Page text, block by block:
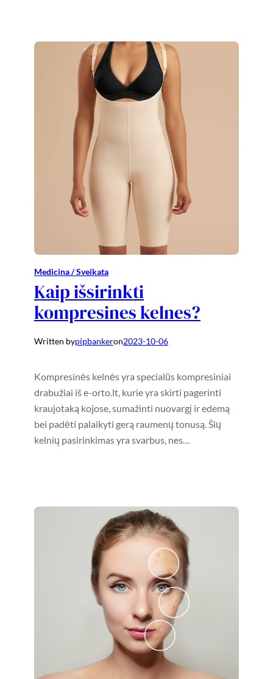
Medicina / Sveikata
Kaip išsirinkti
kompresines kelnes?
Written bypipbankeron2023-10-06
Kompresinės kelnės yra specialūs kompresiniai
drabužiai iš e-orto.lt, kurie yra skirti pagerinti
kraujotaką kojose, sumažinti nuovargį ir edemą
bei padėti palaikyti gerą raumenų tonusą. Šių
kelnių pasirinkimas yra svarbus, nes…